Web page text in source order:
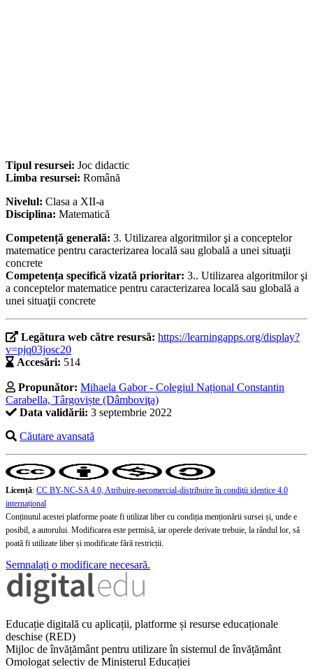
Tipul resursei: Joc didactic
Limba resursei: Română
Nivelul: Clasa a XII-a
Disciplina: Matematică
Competență generală: 3. Utilizarea algoritmilor şi a conceptelor
matematice pentru caracterizarea locală sau globală a unei situaţii
concrete
Competența specifică vizată prioritar: 3.. Utilizarea algoritmilor şi
a conceptelor matematice pentru caracterizarea locală sau globală a
unei situaţii concrete
Legătura web către resursă: https://learningapps.org/display?
v=pjq03josc20
Accesări: 514
Propunător: Mihaela Gabor - Colegiul Național Constantin
Carabella, Târgoviște (Dâmboviţa)
Data validării: 3 septembrie 2022
Căutare avansată
Licență: CC BY-NC-SA 4.0, Atribuire-necomercial-distribuire în condiţii identice 4.0
internațional
Conținutul acestei platforme poate fi utilizat liber cu condiția menționării sursei și, unde e
posibil, a autorului. Modificarea este permisă, iar operele derivate trebuie, la rândul lor, să
poată fi utilizate liber și modificate fără restricții.
Semnalați o modificare necesară.
Educație digitală cu aplicații, platforme și resurse educaționale
deschise (RED)
Mijloc de învățământ pentru utilizare în sistemul de învățământ
Omologat selectiv de Ministerul Educației